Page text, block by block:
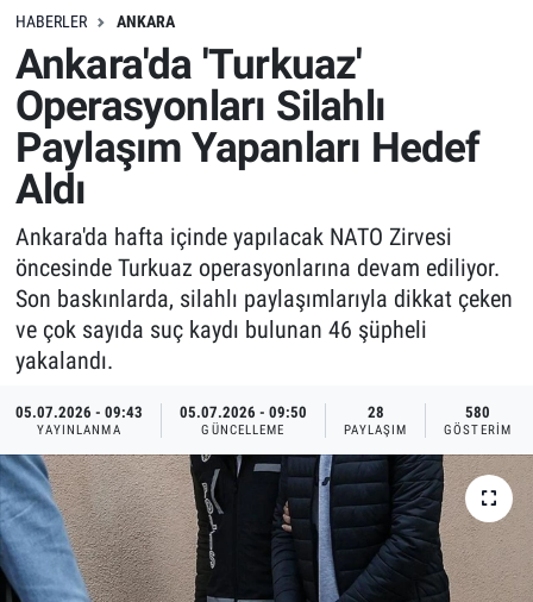
HABERLER ANKARA
Ankara'da 'Turkuaz'
Operasyonları Silahlı
Paylaşım Yapanları Hedef
Aldı
Ankara'da hafta içinde yapılacak NATO Zirvesi
öncesinde Turkuaz operasyonlarına devam ediliyor.
Son baskınlarda, silahlı paylaşımlarıyla dikkat çeken
ve çok sayıda suç kaydı bulunan 46 şüpheli
yakalandı.
05.07.2026 - 09:43
YAYINLANMA
05.07.2026 - 09:50
GÜNCELLEME
28
PAYLAŞIM
580
GÖSTERIM